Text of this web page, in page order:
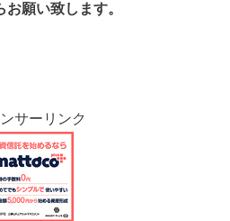
願い致します。
サーリンク